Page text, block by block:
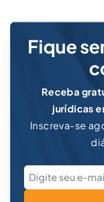
Fique
Receba
jurídicas
Inscreva-se